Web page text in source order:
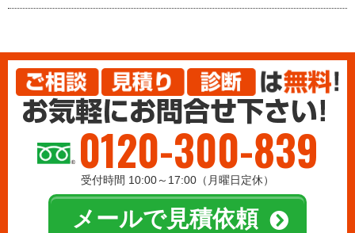
0120-300-839
受付時間 10:00～17:00（月曜日定休）
メールで見積依頼